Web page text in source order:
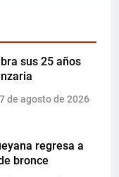
sus 25 años
7 de agosto de 2026
regresa a
bronce